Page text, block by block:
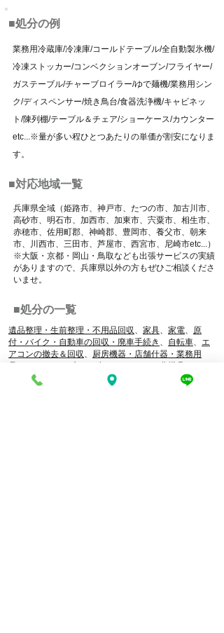
■処分の例
業務用冷蔵庫/冷凍庫/コールドテーブル/全自動製氷機/
冷凍ストッカー/コンベクションオーブン/フライヤー/
ガステーブル/チャーブロイラー/ゆで麺機/業務用シン
ク/ディスペンサー/焼き鳥台/食器洗浄機/キャビネッ
ト/陳列棚/テーブル＆チェア/ショーケース/カウンター
etc...※量が多い程ひとつあたりの単価が割安になりま
す。
■対応地域一覧
兵庫県全域（姫路市、神戸市、たつの市、加古川市、
高砂市、明石市、加西市、加東市、宍粟市、相生市、
赤穂市、佐用町郡、神崎郡、豊岡市、養父市、朝来
市、川西市、三田市、芦屋市、西宮市、尼崎市etc...）
※大阪・京都・岡山・鳥取なども出張サービスの実績
がありますので、兵庫県以外の方もぜひご相談くださ
いませ。
■処分の一覧
遺品整理・生前整理・不用品回収、 家具、 家電、 原
付・バイク・自動車の回収・廃車手続き 、 自転車、 エ
アコンの撤去＆回収、 厨房機器・店舗什器・業務用
ーニングマシン・筋トレ用品
船・水上バイク、